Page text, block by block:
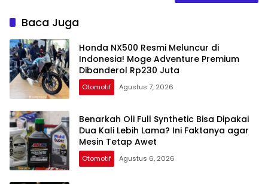
Baca Juga
Honda NX500 Resmi Meluncur di
Indonesia! Moge Adventure Premium
Dibanderol Rp230 Juta
Otomotif Agustus 7, 2026
Benarkah Oli Full Synthetic Bisa Dipakai
Dua Kali Lebih Lama? Ini Faktanya agar
Mesin Tetap Awet
Otomotif Agustus 6, 2026